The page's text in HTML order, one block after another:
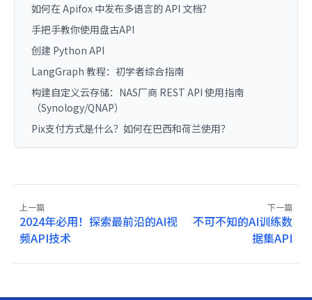
如何在 Apifox 中发布多语言的 API 文档？
手把手教你使用盘古API
创建 Python API
LangGraph 教程：初学者综合指南
构建自定义云存储：NAS厂商 REST API 使用指南
（Synology/QNAP）
Pix支付方式是什么？如何在巴西和荷兰使用？
上一篇
2024年必用！探索最前沿的AI视
频API技术
下一篇
不可不知的AI训练数
据集API